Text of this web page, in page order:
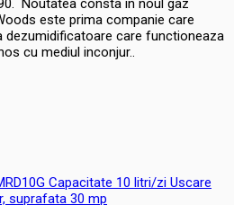
este prima companie care
dezumidificatoare care functioneaza
cu mediul inconjur..